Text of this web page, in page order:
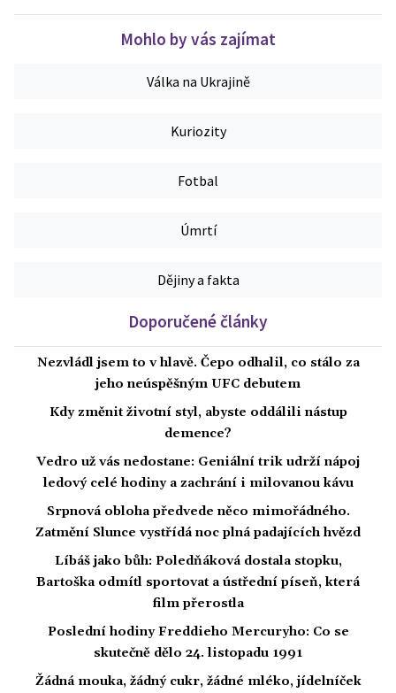
Mohlo by vás zajímat
Válka na Ukrajině
Kuriozity
Fotbal
Úmrtí
Dějiny a fakta
Doporučené články
Nezvládl jsem to v hlavě. Čepo odhalil, co stálo za
jeho neúspěšným UFC debutem
Kdy změnit životní styl, abyste oddálili nástup
demence?
Vedro už vás nedostane: Geniální trik udrží nápoj
ledový celé hodiny a zachrání i milovanou kávu
Srpnová obloha předvede něco mimořádného.
Zatmění Slunce vystřídá noc plná padajících hvězd
Líbáš jako bůh: Poledňáková dostala stopku,
Bartoška odmítl sportovat a ústřední píseň, která
film přerostla
Poslední hodiny Freddieho Mercuryho: Co se
skutečně dělo 24. listopadu 1991
Žádná mouka, žádný cukr, žádné mléko, jídelníček